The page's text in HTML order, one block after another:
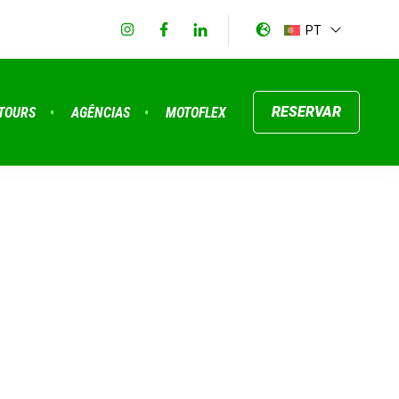
PT
AGÊNCIAS MOTOFLEX RESERVAR